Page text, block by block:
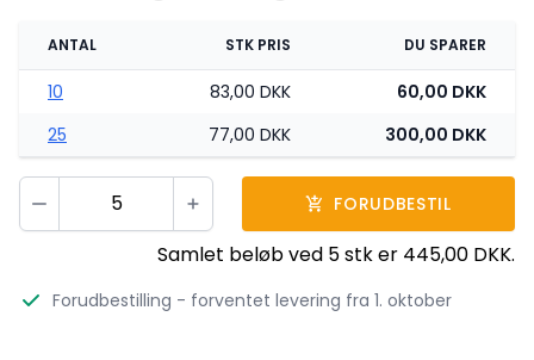
ANTAL STK PRIS DU SPARER
10 83,00 DKK
60,00 DKK
25
77,00 DKK 300,00 DKK
Vælg antal
Plus FORUDBESTIL
Samlet beløb ved 5stk er 445,00 DKK.
Forudbestilling - forventet levering fra 1. oktober